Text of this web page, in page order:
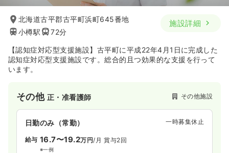
北海道古平郡古平町浜町645番地
小樽駅
72分
施設詳細
【認知症対応型支援施設】古平町に平成22年4月1日に完成した
認知症対応型支援施設です。総合的且つ効果的な支援を行って
います。
その他 正・准看護師 その他施設
日勤のみ（常勤） 一時募集休止
給与 16.7〜19.2万円/月 賞与2回
※一例